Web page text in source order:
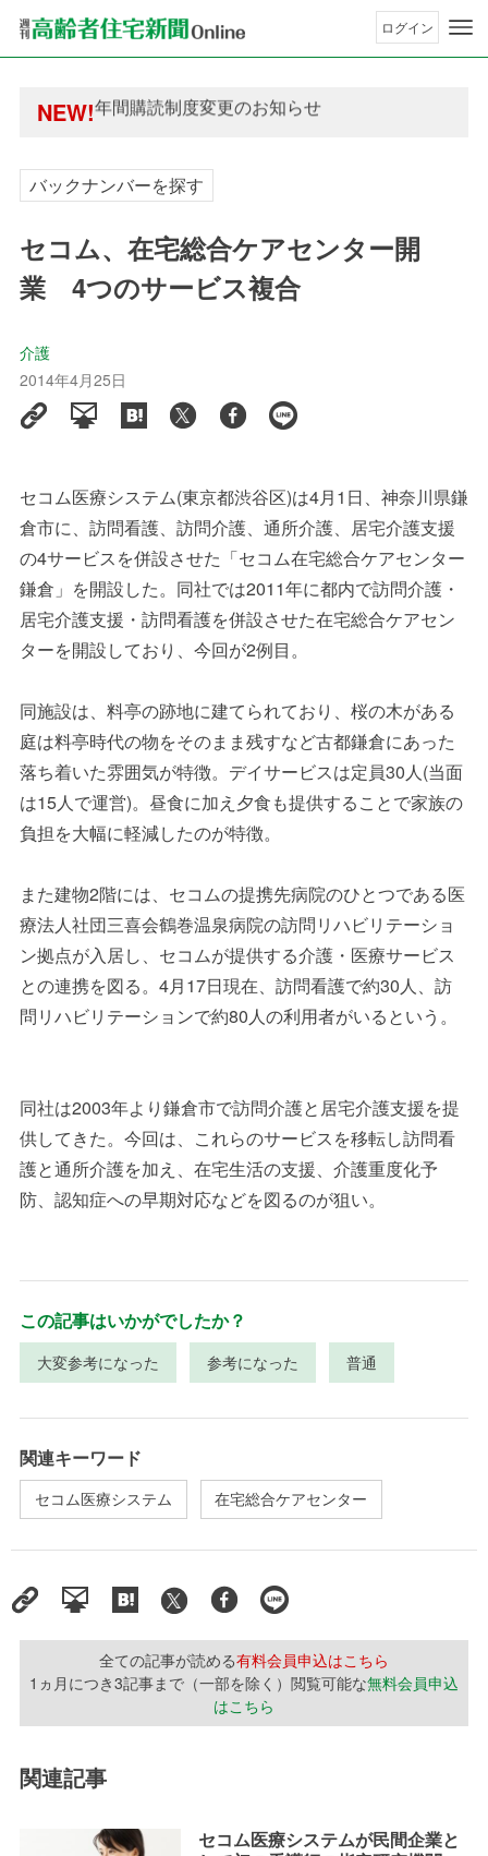
ログイン
NEW!
年間購読制度変更のお知らせ
高齢者住宅新聞 無料会員の皆様へ閲覧本数変更
高齢者住宅新聞 無料会員の皆様へ閲覧本数変更
バックナンバーを探す
セコム、在宅総合ケアセンター開
業 4つのサービス複合
介護
2014年4月25日
セコム医療システム(東京都渋谷区)は4月1 日、神奈川県鎌
倉市に、訪問看護、訪問介護、通所介護、居宅介護支援
の4サービスを併設させた「セコム在宅総合ケアセンター
鎌倉」を開設した。同社では2011年に都内で訪問介護・
居宅介護支援・訪問看護を併設させた在宅総合ケアセン
ターを開設しており、今回が2例目。
同施設は、料亭の跡地に建てられており、桜の木がある
庭は料亭時代の物をそのまま残すなど古都鎌倉にあった
落ち着いた雰囲気が特徴。デイサービスは定員30人(当面
は15人で運営)。昼食に加え夕食も提供することで家族の
負担を大幅に軽減したのが特徴。
また建物2階には、セコムの提携先病院のひとつである医
療法人社団三喜会鶴巻温泉病院の訪問リハビリテーショ
ン拠点が入居し、セコムが提供する介護・医療サービス
との連携を図る。 4月17日現在、訪問看護で約30人、訪
問リハビリテーションで約80人の利用者がいるという。
同社は2003年より鎌倉市で訪問介護と居宅介護支援を提
供してきた。今回は、これらのサービスを移転し訪問看
護と通所介護を加え、在宅生活の支援、介護重度化予
防、認知症への早期対応などを図るのが狙い。
この記事はいかがでしたか？
大変参考になった 参考になった 普通
関連キーワード
セコム医療システム 在宅総合ケアセンター
全ての記事が読める有料会員申込はこちら
1ヵ月につき3記事まで（一部を除く）閲覧可能な無料会員申込
はこちら
関連記事
セコム医療システムが民間企業と